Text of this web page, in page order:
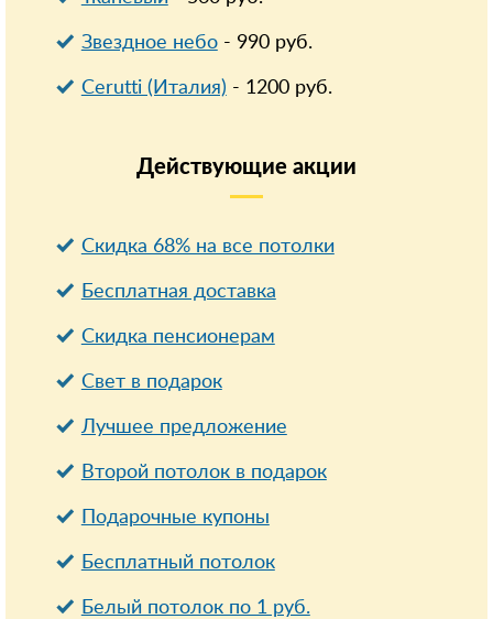
Звездное небо- 990руб.
Cerutti (Италия) - 1200руб.
Действующие акции
Скидка 68% на все потолки
Бесплатная доставка
Cкидка пенсионерам
Свет в подарок
Лучшее предложение
Второй потолок в подарок
Подарочные купоны
Бесплатный потолок
Белый потолок по 1 руб.